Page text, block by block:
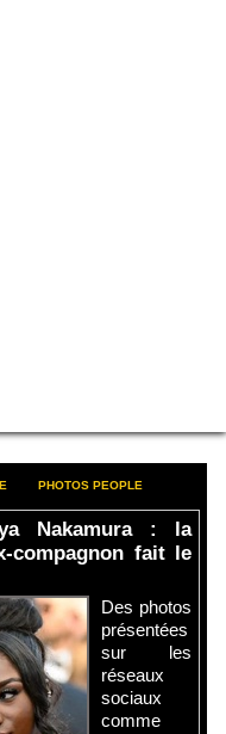
PHOTOS PEOPLE
Nakamura : la
compagnon fait le
Des photos
présentées
sur les
réseaux
sociaux
comme